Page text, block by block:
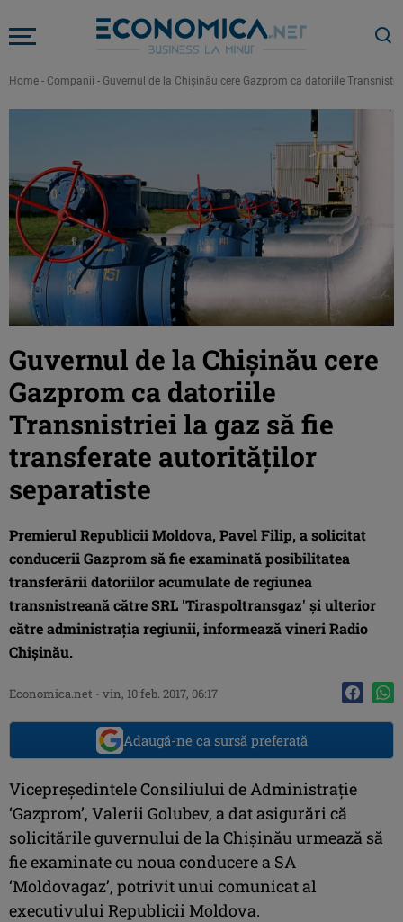
Home - Companii - Guvernul de la Chişinău cere Gazprom ca datoriile
Guvernul de la Chişinău cere
Gazprom ca datoriile
Transnistriei la gaz să fie
transferate autorităţilor
separatiste
Premierul Republicii Moldova, Pavel Filip, a solicitat
conducerii Gazprom să fie examinată posibilitatea
transferării datoriilor acumulate de regiunea
transnistreană către SRL 'Tiraspoltransgaz' şi ulterior
către administraţia regiunii, informează vineri Radio
Chişinău.
Economica.net - vin, 10 feb. 2017, 06:17
Adaugă-ne ca sursă preferată
Vicepreşedintele Consiliului de Administraţie
‘Gazprom’, Valerii Golubev, a dat asigurări că
solicitările guvernului de la Chişinău urmează să
fie examinate cu noua conducere a SA
‘Moldovagaz’, potrivit unui comunicat al
executivului Republicii Moldova.